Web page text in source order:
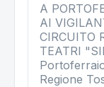
A
AI
CIRCUITO
TEATRI
Regione